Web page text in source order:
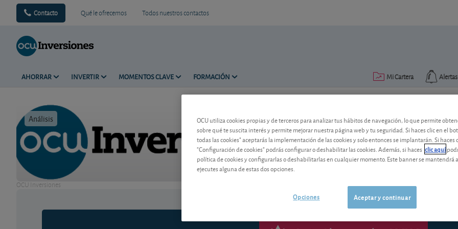
Contacto Qué le ofrecemos Todos nuestros contactos
AHORRAR INVERTIR MOMENTOS CLAVE FORMACIÓN Alertas
Mi Cartera
Análisis Tiempo de lectura: 2 min.
OCU Inversiones
El fondo M&G Japan
El fondo de acciones japonesas de
OCU utiliza cookies propias y de terceros para analizar tus hábitos de navegación, lo que permite
sobre qué te suscita interés y permite mejorar nuestra página web y tu seguridad. Si haces clic en el
todas las cookies" aceptarás la implementación de las cookies y solo entonces se implantarán. Si haces
"Configuración de cookies" podrás configurar o deshabilitar las cookies. Además, si haces clic aquí
política de cookies y configurarlas o deshabilitarlas en cualquier momento. Este banner se mantendrá
ejecutes alguna de estas dos opciones.
Aceptar y continuar
Opciones